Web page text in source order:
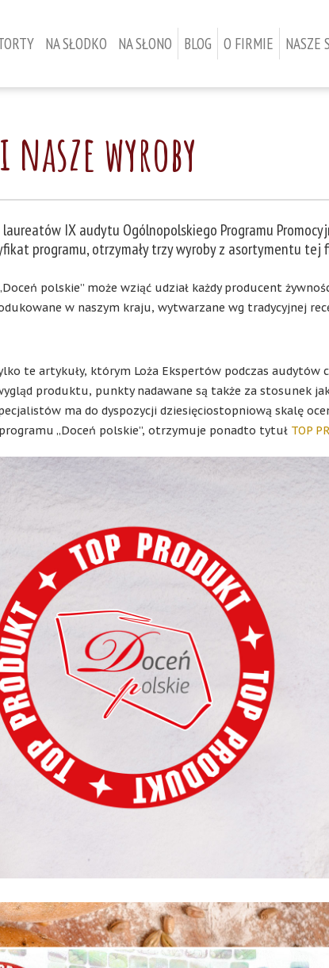
NA SŁODKO NA SŁONO BLOG O FIRMIE NASZE
wyroby
IX audytu Ogólnopolskiego Programu
programu, otrzymały trzy wyroby z asortymentu tej
polskie” może wziąć udział każdy producent
w naszym kraju, wytwarzane wg tradycyjnej
te artykuły, którym Loża Ekspertów podczas audytów
produktu, punkty nadawane są także za stosunek
ma do dyspozycji dziesięciostopniową skalę
„Doceń polskie”, otrzymuje ponadto tytuł TOP